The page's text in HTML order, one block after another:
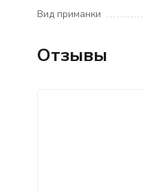
Вид приманки
Отзывы